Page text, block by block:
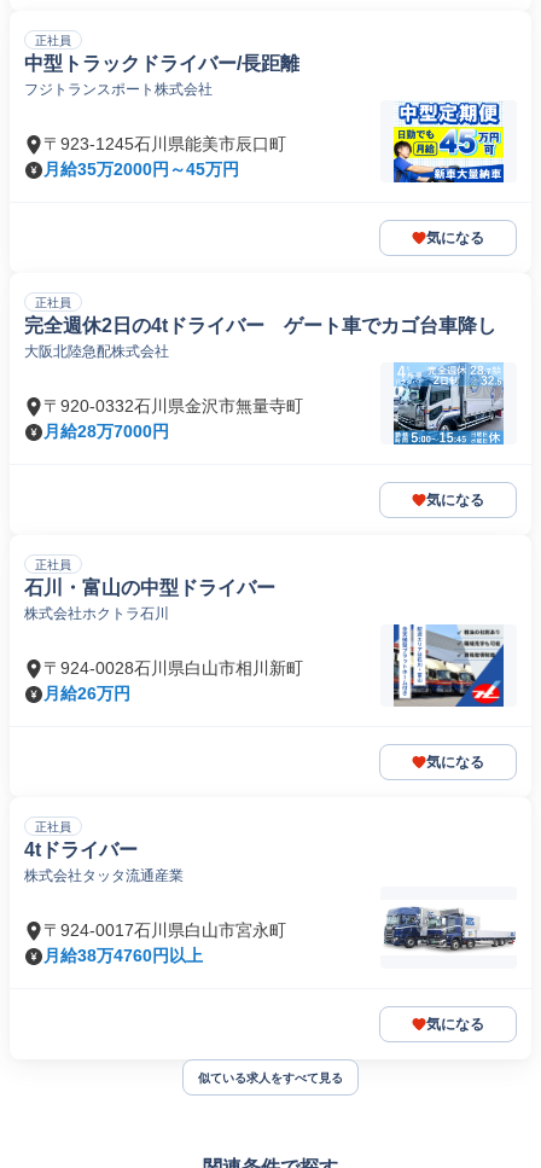
正社員
中型トラックドライバー/長距離
フジトランスポート株式会社
〒923-1245石川県能美市辰口町
月給35万2000円～45万円
気になる
正社員
完全週休2日の4tドライバー ゲート車でカゴ台車降し
大阪北陸急配株式会社
〒920-0332石川県金沢市無量寺町
月給28万7000円
気になる
正社員
石川・富山の中型ドライバー
株式会社ホクトラ石川
〒924-0028石川県白山市相川新町
月給26万円
気になる
正社員
4tドライバー
株式会社タッタ流通産業
〒924-0017石川県白山市宮永町
月給38万4760円以上
気になる
似ている求人をすべて見る